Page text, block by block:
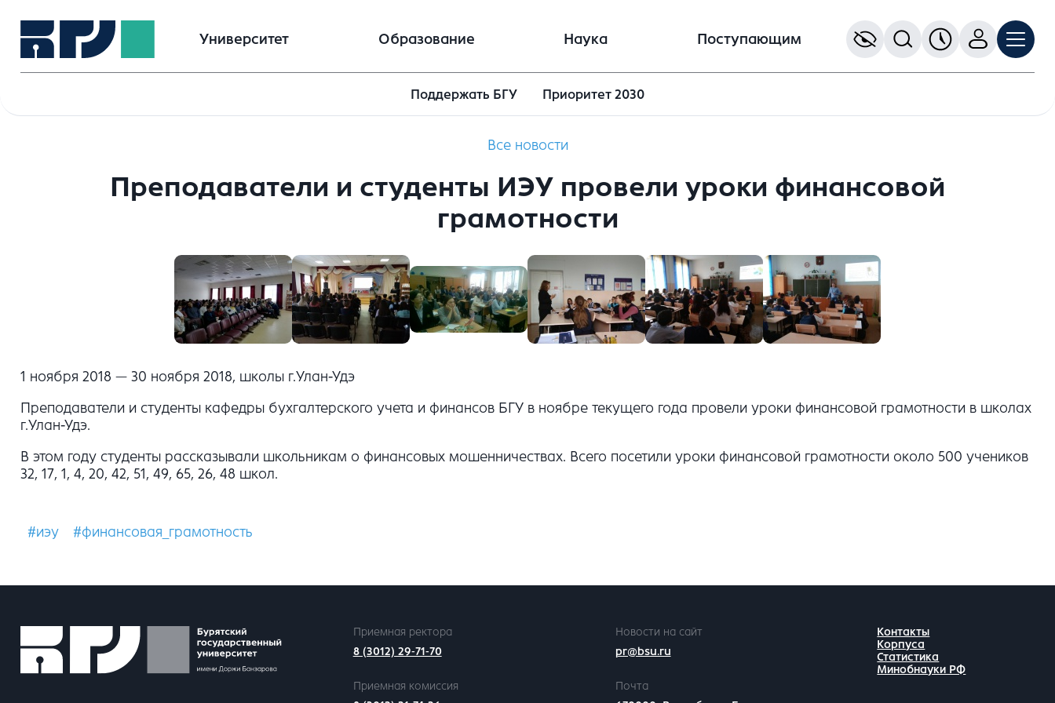
Университет Образование Наука Поступающим
Поддержать БГУ Приоритет 2030
Все новости
Преподаватели и студенты ИЭУ провели уроки финансовой
грамотности
1 ноября 2018 — 30 ноября 2018, школы г.Улан-Удэ
Преподаватели и студенты кафедры бухгалтерского учета и финансов БГУ в ноябре текущего года провели уроки финансовой грамотности в школах
г.Улан-Удэ.
В этом году студенты рассказывали школьникам о финансовых мошенничествах. Всего посетили уроки финансовой грамотности около 500 учеников
32, 17, 1, 4, 20, 42, 51, 49, 65, 26, 48 школ.
#иэу #финансовая_грамотность
Приемная ректора
8 (3012) 29-71-70
Новости на сайт
pr@bsu.ru
Приемная комиссия
Почта
Контакты
Корпуса
Статистика
Минобнауки РФ